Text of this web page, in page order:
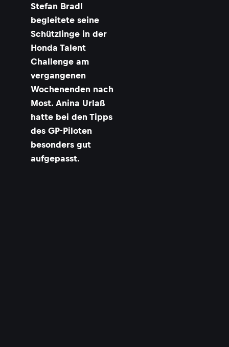
Stefan Bradl
begleitete seine
Schützlinge in der
Honda Talent
Challenge am
vergangenen
Wochenenden nach
Most. Anina Urlaß
hatte bei den Tipps
des GP-Piloten
besonders gut
aufgepasst.